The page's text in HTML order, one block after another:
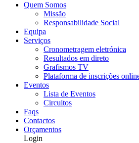
Quem Somos
Missão
Responsabilidade Social
Equipa
Serviços
Cronometragem eletrónica
Resultados em direto
Grafismos TV
Plataforma de inscrições
Eventos
Lista de Eventos
Circuitos
Faqs
Contactos
Orçamentos
Login